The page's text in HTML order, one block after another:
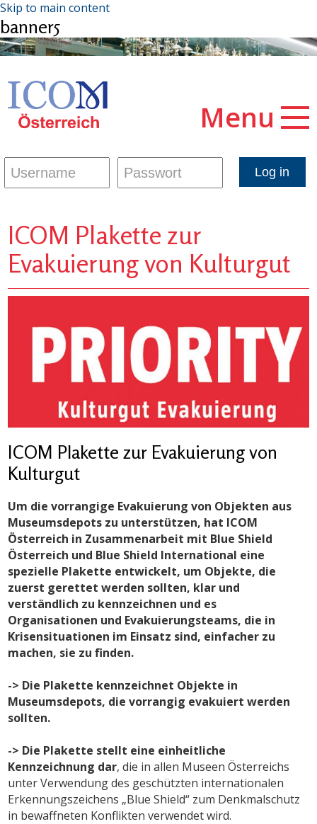
Skip to main content
banner5
Menu
ICOM Plakette zur
Evakuierung von Kulturgut
ICOM Plakette zur Evakuierung von
Kulturgut
Um die vorrangige Evakuierung von Objekten aus
Museumsdepots zu unterstützen, hat ICOM
Österreich in Zusammenarbeit mit Blue Shield
Österreich und Blue Shield International eine
spezielle Plakette entwickelt, um Objekte, die
zuerst gerettet werden sollten, klar und
verständlich zu kennzeichnen und es
Organisationen und Evakuierungsteams, die in
Krisensituationen im Einsatz sind, einfacher zu
machen, sie zu finden.
-> Die Plakette kennzeichnet Objekte in
Museumsdepots, die vorrangig evakuiert werden
sollten.
-> Die Plakette stellt eine einheitliche
Kennzeichnung dar, die in allen Museen Österreichs
unter Verwendung des geschützten internationalen
Erkennungszeichens „Blue Shield“ zum Denkmalschutz
in bewaffneten Konflikten verwendet wird.